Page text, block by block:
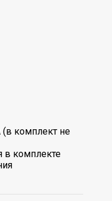
(в комплект не
в комплекте